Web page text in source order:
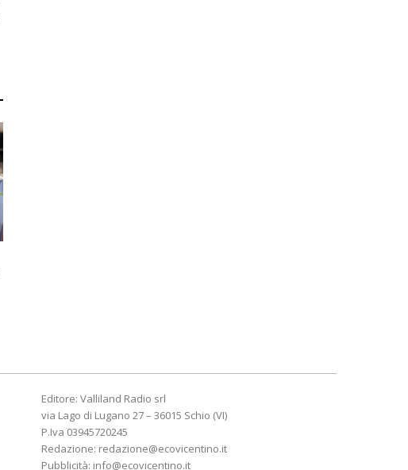
Editore: Valliland Radio srl
via Lago di Lugano 27 – 36015 Schio (VI)
P.Iva 03945720245
Redazione: redazione@ecovicentino.it
Pubblicità: info@ecovicentino.it